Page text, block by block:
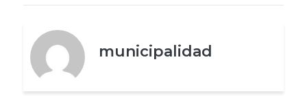
municipalidad